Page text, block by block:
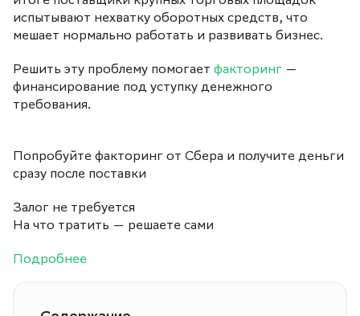
испытывают нехватку оборотных средств, что
мешает нормально работать и развивать бизнес.
Решить эту проблему помогает факторинг —
финансирование под уступку денежного
требования.
Попробуйте факторинг от Сбера и получите деньги
сразу после поставки
Залог не требуется
На что тратить — решаете сами
Подробнее